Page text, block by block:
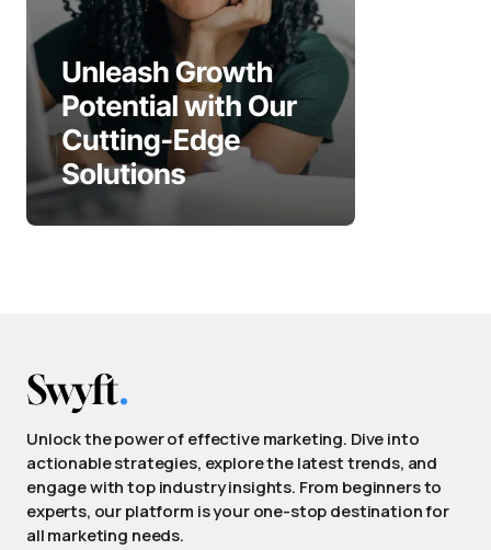
Unlock the power of effective marketing. Dive into
actionable strategies, explore the latest trends, and
engage with top industry insights. From beginners to
experts, our platform is your one-stop destination for
all marketing needs.